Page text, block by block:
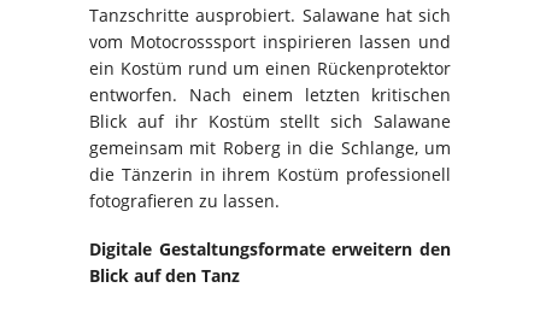
Tanzschritte ausprobiert. Salawane hat sich
vom Motocrosssport inspirieren lassen und
ein Kostüm rund um einen Rückenprotektor
entworfen. Nach einem letzten kritischen
Blick auf ihr Kostüm stellt sich Salawane
gemeinsam mit Roberg in die Schlange, um
die Tänzerin in ihrem Kostüm professionell
fotografieren zu lassen.
Digitale Gestaltungsformate erweitern den
Blick auf den Tanz